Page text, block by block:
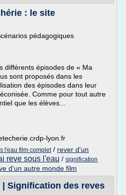
: le site
pédagogiques
différents épisodes de « Ma
sont proposés dans les
des épisodes dans leur
Comme pour tout autre
que les élèves...
lyon.fr
l'eau film complet/ rever d'un
reve sous l'eau / signification
d'un autre monde film
| Signification des reves